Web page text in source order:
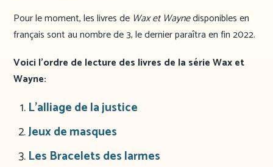
Pour le moment, les livres de Wax et Waynedisponibles en
français sont au nombre de 3, le dernier paraîtra en fin 2022.
Voici l’ordre de lecture des livres de la série Wax et
Wayne:
L’alliage de la justice
Jeux de masques
Les Bracelets des larmes